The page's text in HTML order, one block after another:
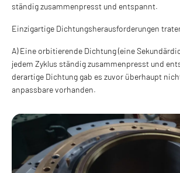
ständig zusammenpresst und entspannt.
Einzigartige Dichtungsherausforderungen
A) Eine orbitierende Dichtung (eine
jedem Zyklus ständig zusammenpresst und
derartige Dichtung gab es zuvor überhaupt
anpassbare vorhanden.